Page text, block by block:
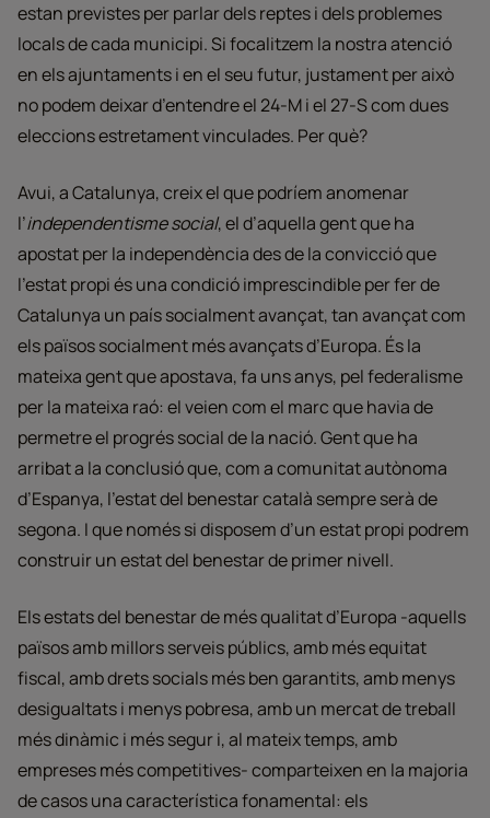
estan previstes per parlar dels reptes i dels problemes
locals de cada municipi. Si focalitzem la nostra atenció
en els ajuntaments i en el seu futur, justament per això
no podem deixar d’entendre el 24-M i el 27-S com dues
eleccions estretament vinculades. Per què?
Avui, a Catalunya, creix el que podríem anomenar
l’independentisme social, el d’aquella gent que ha
apostat per la independència des de la convicció que
l’estat propi és una condició imprescindible per fer de
Catalunya un país socialment avançat, tan avançat com
els països socialment més avançats d’Europa. És la
mateixa gent que apostava, fa uns anys, pel federalisme
per la mateixa raó: el veien com el marc que havia de
permetre el progrés social de la nació. Gent que ha
arribat a la conclusió que, com a comunitat autònoma
d’Espanya, l’estat del benestar català sempre serà de
segona. I que només si disposem d’un estat propi podrem
construir un estat del benestar de primer nivell.
Els estats del benestar de més qualitat d’Europa -aquells
països amb millors serveis públics, amb més equitat
fiscal, amb drets socials més ben garantits, amb menys
desigualtats i menys pobresa, amb un mercat de treball
més dinàmic i més segur i, al mateix temps, amb
empreses més competitives- comparteixen en la majoria
de casos una característica fonamental: els